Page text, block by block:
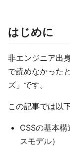
はじめに
非エンジニア出
で読めなかった
ズ」です。
この記事では以
CSSの基本
スモデル）